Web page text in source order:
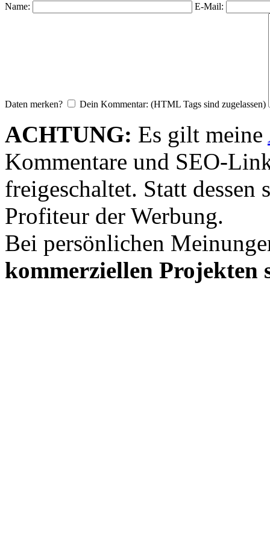
Name: E-Mail:
Daten merken? Dein Kommentar: (HTML Tags sind zugelassen)
ACHTUNG: Es gilt meine
Kommentare und SEO-
freigeschaltet. Statt dessen
Profiteur der Werbung.
Bei persönlichen
kommerziellen Projekten